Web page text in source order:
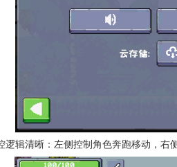
逻辑清晰：左侧控制角色奔跑移动，右